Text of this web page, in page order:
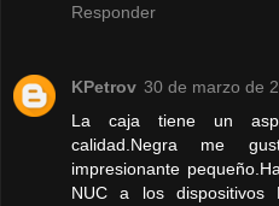
Responder
KPetrov 30 de marzo de
La caja tiene un
calidad.Negra me
impresionante
NUC a los dispositivos